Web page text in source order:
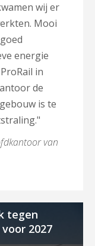
wij er
Mooi
energie
in
de
is te
van
tegen
2027